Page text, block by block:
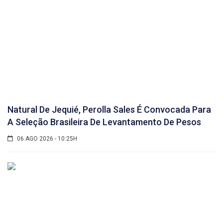
Natural De Jequié, Perolla Sales É Convocada Para
A Seleção Brasileira De Levantamento De Pesos
06 AGO 2026 - 10:25H